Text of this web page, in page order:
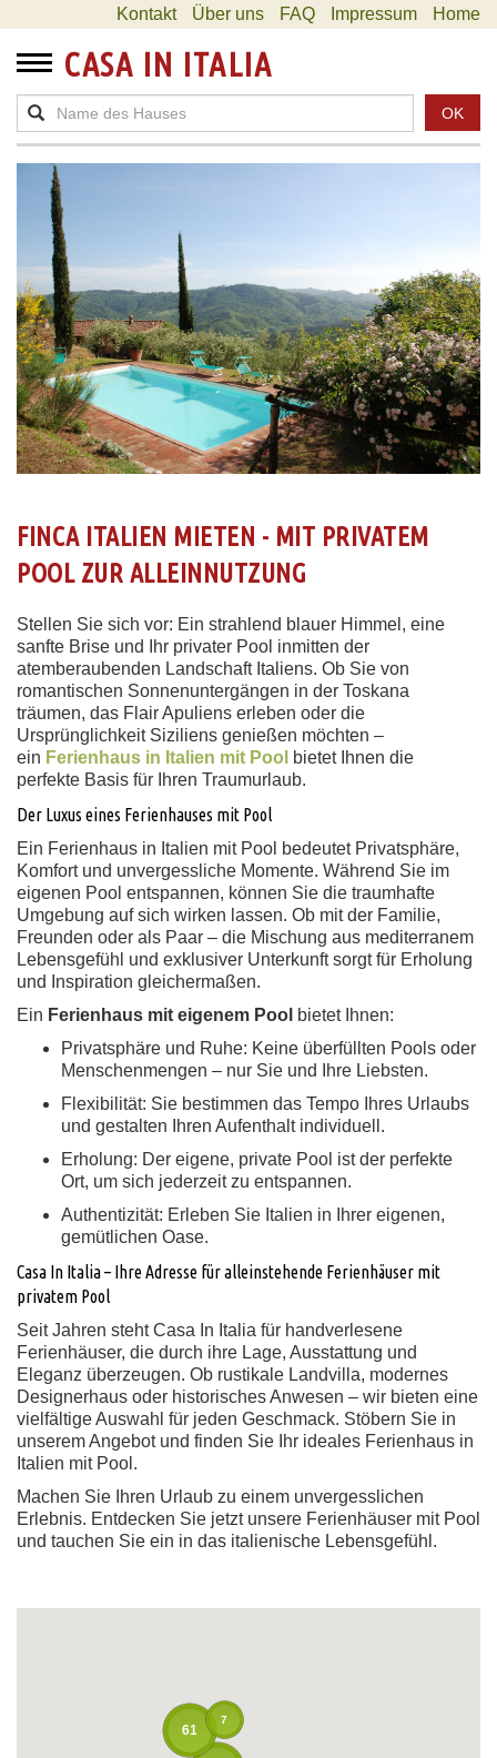
Kontakt Über uns FAQ Impressum Home
CASA IN ITALIA
OK
FINCA ITALIEN MIETEN - MIT PRIVATEM
POOL ZUR ALLEINNUTZUNG
Stellen Sie sich vor: Ein strahlend blauer Himmel, eine
sanfte Brise und Ihr privater Pool inmitten der
atemberaubenden Landschaft Italiens. Ob Sie von
romantischen Sonnenuntergängen in der Toskana
träumen, das Flair Apuliens erleben oder die
Ursprünglichkeit Siziliens genießen möchten –
ein Ferienhaus in Italien mit Pool
bietet Ihnen die
perfekte Basis für Ihren Traumurlaub.
Der Luxus eines Ferienhauses mit Pool
Ein Ferienhaus in Italien mit Pool bedeutet Privatsphäre,
Komfort und unvergessliche Momente. Während Sie im
eigenen Pool entspannen, können Sie die traumhafte
Umgebung auf sich wirken lassen. Ob mit der Familie,
Freunden oder als Paar – die Mischung aus mediterranem
Lebensgefühl und exklusiver Unterkunft sorgt für Erholung
und Inspiration gleichermaßen.
Ein Ferienhaus mit eigenem Pool bietet Ihnen:
Privatsphäre und Ruhe: Keine überfüllten Pools oder
Menschenmengen – nur Sie und Ihre Liebsten.
Flexibilität: Sie bestimmen das Tempo Ihres Urlaubs
und gestalten Ihren Aufenthalt individuell.
Erholung: Der eigene, private Pool ist der perfekte
Ort, um sich jederzeit zu entspannen.
Authentizität: Erleben Sie Italien in Ihrer eigenen,
gemütlichen Oase.
Casa In Italia – Ihre Adresse für alleinstehende Ferienhäuser mit
privatem Pool
Seit Jahren steht Casa In Italia für handverlesene
Ferienhäuser, die durch ihre Lage, Ausstattung und
Eleganz überzeugen. Ob rustikale Landvilla, modernes
Designerhaus oder historisches Anwesen – wir bieten eine
vielfältige Auswahl für jeden Geschmack. Stöbern Sie in
unserem Angebot und finden Sie Ihr ideales Ferienhaus in
Italien mit Pool.
Machen Sie Ihren Urlaub zu einem unvergesslichen
Erlebnis. Entdecken Sie jetzt unsere Ferienhäuser mit Pool
und tauchen Sie ein in das italienische Lebensgefühl.
61
7